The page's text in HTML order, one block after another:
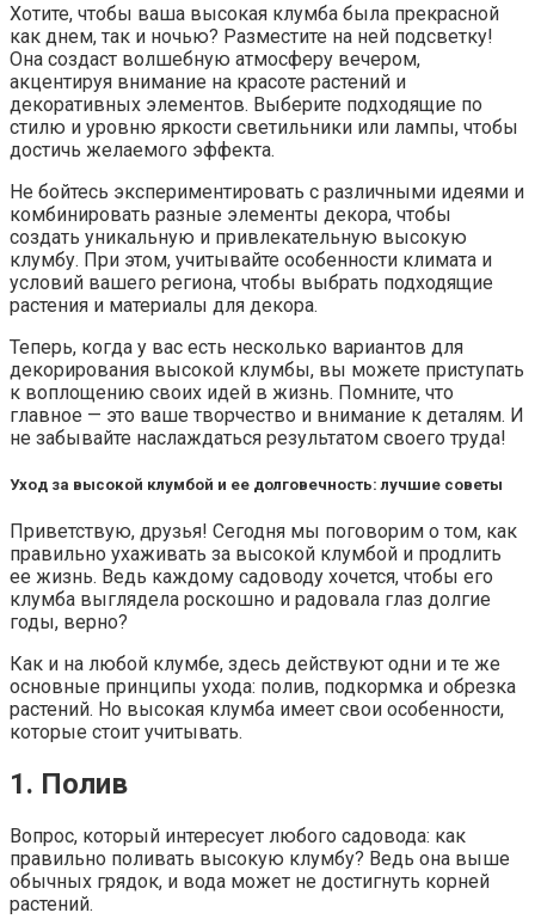
Хотите, чтобы ваша высокая клумба была прекрасной
как днем, так и ночью? Разместите на ней подсветку!
Она создаст волшебную атмосферу вечером,
акцентируя внимание на красоте растений и
декоративных элементов. Выберите подходящие по
стилю и уровню яркости светильники или лампы, чтобы
достичь желаемого эффекта.
Не бойтесь экспериментировать с различными идеями и
комбинировать разные элементы декора, чтобы
создать уникальную и привлекательную высокую
клумбу. При этом, учитывайте особенности климата и
условий вашего региона, чтобы выбрать подходящие
растения и материалы для декора.
Теперь, когда у вас есть несколько вариантов для
декорирования высокой клумбы, вы можете приступать
к воплощению своих идей в жизнь. Помните, что
главное — это ваше творчество и внимание к деталям. И
не забывайте наслаждаться результатом своего труда!
Уход за высокой клумбой и ее долговечность: лучшие советы
Приветствую, друзья! Сегодня мы поговорим о том, как
правильно ухаживать за высокой клумбой и продлить
ее жизнь. Ведь каждому садоводу хочется, чтобы его
клумба выглядела роскошно и радовала глаз долгие
годы, верно?
Как и на любой клумбе, здесь действуют одни и те же
основные принципы ухода: полив, подкормка и обрезка
растений. Но высокая клумба имеет свои особенности,
которые стоит учитывать.
1. Полив
Вопрос, который интересует любого садовода: как
правильно поливать высокую клумбу? Ведь она выше
обычных грядок, и вода может не достигнуть корней
растений.